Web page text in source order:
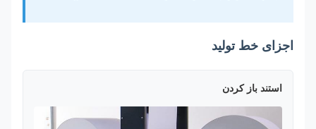
اجزای خط تولید
استند باز کردن